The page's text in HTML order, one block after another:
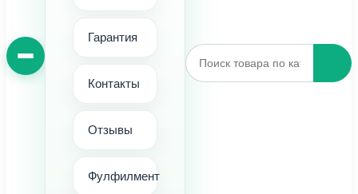
Гарантия
Контакты
Отзывы
Фулфилмент